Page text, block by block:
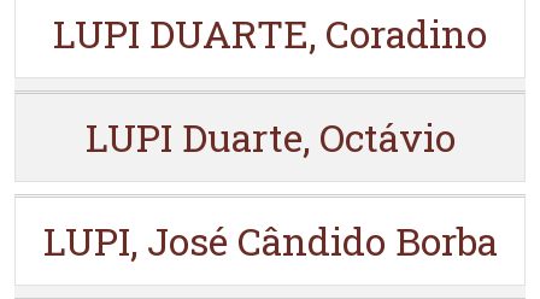
LUPI DUARTE, Coradino
LUPI Duarte, Octávio
LUPI, José Cândido Borba